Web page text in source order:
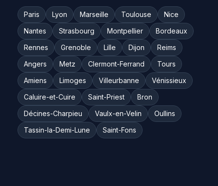
Paris Lyon Marseille Toulouse
Nice
Nantes
Strasbourg Montpellier
Bordeaux
Rennes
Grenoble Lille Dijon
Reims
Angers
Metz Clermont-Ferrand
Tours
Amiens
Limoges Villeurbanne
Vénissieux
Caluire-et-Cuire
Saint-Priest
Bron
Décines-Charpieu
Vaulx-en-Velin
Oullins
Tassin-la-Demi-Lune
Saint-Fons